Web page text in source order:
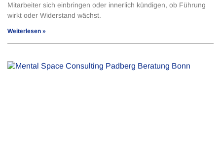
Mitarbeiter sich einbringen oder innerlich kündigen, ob Führung
wirkt oder Widerstand wächst.
Weiterlesen »